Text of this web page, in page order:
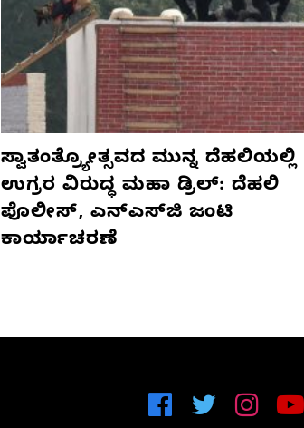
ಸ್ವಾತಂತ್ರ್ಯೋತ್ಸವದ ಮುನ್ನ ದೆಹಲಿಯಲ್ಲಿ
ಉಗ್ರರ ವಿರುದ್ಧ ಮಹಾ ಡ್ರಿಲ್: ದೆಹಲಿ
ಪೊಲೀಸ್, ಎನ್‌ಎಸ್‌ಜಿ ಜಂಟಿ
ಕಾರ್ಯಾಚರಣೆ